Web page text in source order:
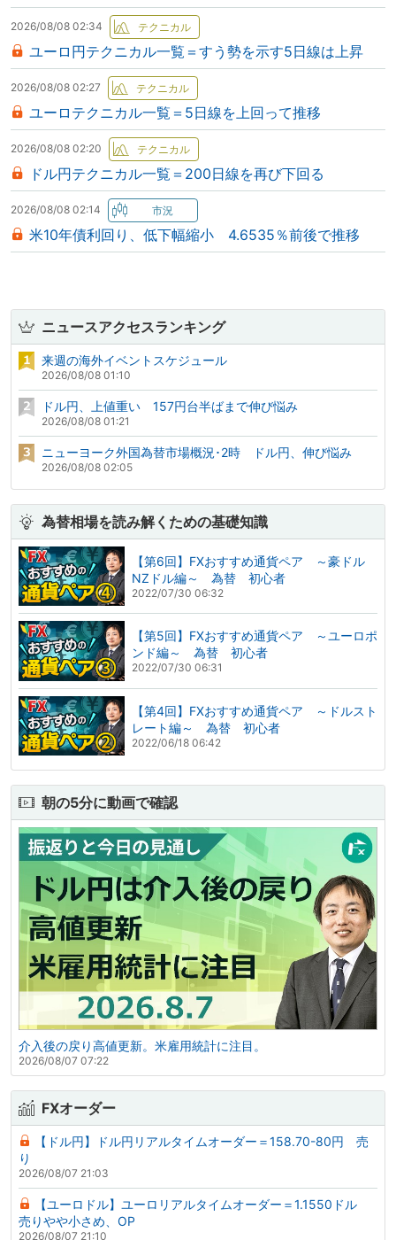
2026/08/08 02:34
ユーロ円テクニカル一覧＝すう勢を示す5日線は上昇
2026/08/08 02:27
ユーロテクニカル一覧＝5日線を上回って推移
2026/08/08 02:20
ドル円テクニカル一覧＝200日線を再び下回る
2026/08/08 02:14
米10年債利回り、低下幅縮小 4.6535％前後で推移
ニュースアクセスランキング
来週の海外イベントスケジュール
2026/08/08 01:10
ドル円、上値重い 157円台半ばまで伸び悩み
2026/08/08 01:21
ニューヨーク外国為替市場概況･2時 ドル円、伸び悩み
2026/08/08 02:05
為替相場を読み解くための基礎知識
【第6回】FXおすすめ通貨ペア ～豪ドル
NZドル編～ 為替 初心者
2022/07/30 06:32
【第5回】FXおすすめ通貨ペア ～ユーロポ
ンド編～ 為替 初心者
2022/07/30 06:31
【第4回】FXおすすめ通貨ペア ～ドルスト
レート編～ 為替 初心者
2022/06/18 06:42
朝の5分に動画で確認
介入後の戻り高値更新。米雇用統計に注目。
2026/08/07 07:22
FXオーダー
【ドル円】ドル円リアルタイムオーダー＝158.70-80円 売
り
2026/08/07 21:03
【ユーロドル】ユーロリアルタイムオーダー＝1.1550ドル
売りやや小さめ、OP
2026/08/07 21:10